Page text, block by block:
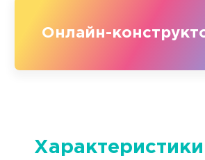
Онлайн-
Характеристики